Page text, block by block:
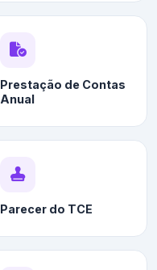
Prestação de Contas
Anual
Parecer do TCE